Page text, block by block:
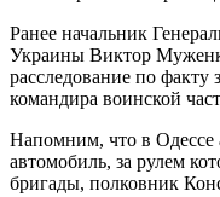
Ранее начальник
Украины Виктор
расследование по факту
командира воинской
Напомним, что в Одессе
автомобиль, за рулем
бригады, полковник